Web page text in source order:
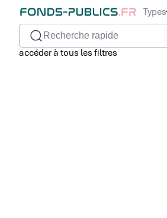
Types
Recherche rapide
accéder à tous les filtres